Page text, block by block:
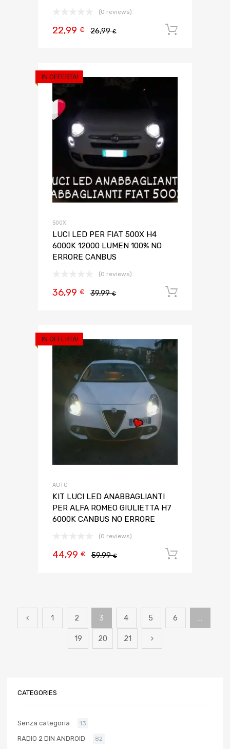
(0 reviews)
26,99€
22,99 €
IN OFFERTA!
500X
LUCI LED PER FIAT 500X H4
6000K 12000 LUMEN 100% NO
ERRORE CANBUS
(0 reviews)
39,99€
36,99 €
IN OFFERTA!
AUTO
KIT LUCI LED ANABBAGLIANTI
PER ALFA ROMEO GIULIETTA H7
6000K CANBUS NO ERRORE
(0 reviews)
59,99€
44,99 €
1 2 3 4 5 6 …
19 20 21
CATEGORIES
Senza categoria 13
RADIO 2 DIN ANDROID 82